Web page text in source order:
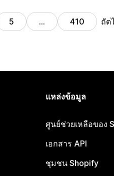
5 … 410 ถัด
แหล่งข้อมูล
ศูนย์ช่วยเหลือของ
เอกสาร API
ชุมชน Shopify